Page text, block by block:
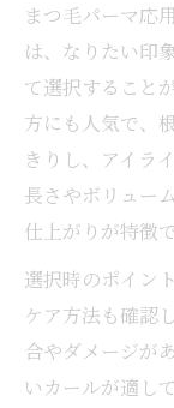
まつ毛パーマ応
は、なりたい印
て選択すること
方にも人気で、
きりし、アイラ
長さやボリュー
仕上がりが特徴で
選択時のポイン
ケア方法も確認
合やダメージが
いカールが適し